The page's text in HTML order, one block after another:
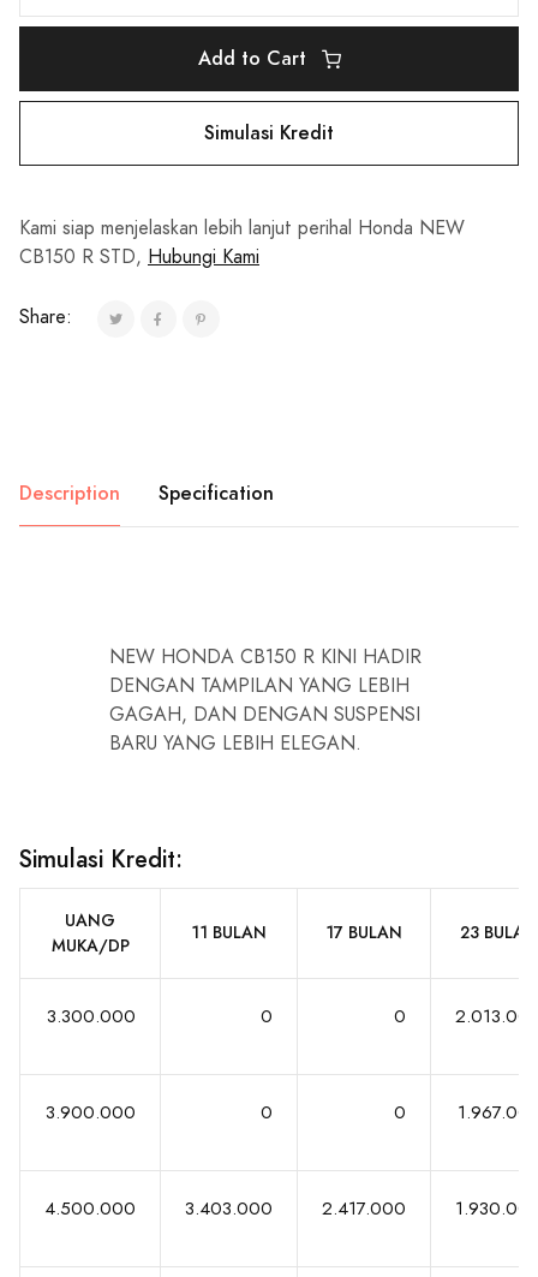
Add to Cart
Simulasi Kredit
Kami siap menjelaskan lebih lanjut perihal Honda NEW
CB150 R STD, Hubungi Kami
Share:
Description Specification
NEW HONDA CB150 R KINI HADIR
DENGAN TAMPILAN YANG LEBIH
GAGAH, DAN DENGAN SUSPENSI
BARU YANG LEBIH ELEGAN.
Simulasi Kredit:
UANG
MUKA/DP
11 BULAN 17 BULAN 23 BULAN
3.300.000 0 0
3.900.000 0 0
4.500.000 3.403.000 2.417.000